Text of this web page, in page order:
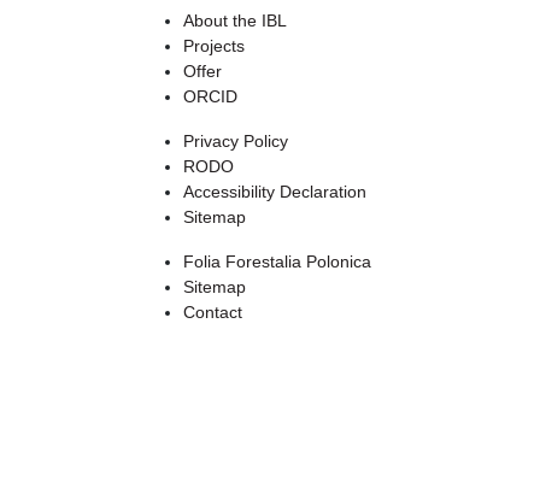
About the IBL
Projects
Offer
ORCID
Privacy Policy
RODO
Accessibility Declaration
Sitemap
Folia Forestalia Polonica
Sitemap
Contact